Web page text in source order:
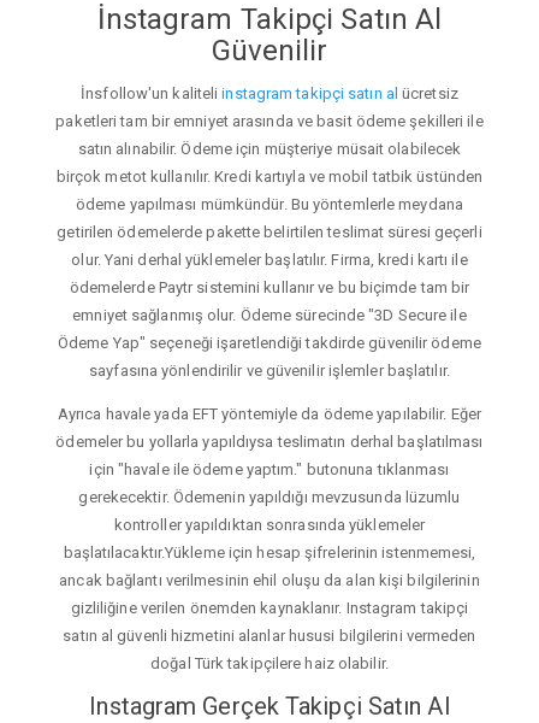
İnstagram Takipçi Satın Al
Güvenilir
İnsfollow'un kaliteliinstagram takipçi satın al ücretsiz
paketleri tam bir emniyet arasında ve basit ödeme şekilleri ile
satın alınabilir. Ödeme için müşteriye müsait olabilecek
birçok metot kullanılır. Kredi kartıyla ve mobil tatbik üstünden
ödeme yapılması mümkündür. Bu yöntemlerle meydana
getirilen ödemelerde pakette belirtilen teslimat süresi geçerli
olur. Yani derhal yüklemeler başlatılır. Firma, kredi kartı ile
ödemelerde Paytr sistemini kullanır ve bu biçimde tam bir
emniyet sağlanmış olur. Ödeme sürecinde "3D Secure ile
Ödeme Yap" seçeneği işaretlendiği takdirde güvenilir ödeme
sayfasına yönlendirilir ve güvenilir işlemler başlatılır.
Ayrıca havale yada EFT yöntemiyle da ödeme yapılabilir. Eğer
ödemeler bu yollarla yapıldıysa teslimatın derhal başlatılması
için "havale ile ödeme yaptım." butonuna tıklanması
gerekecektir. Ödemenin yapıldığı mevzusunda lüzumlu
kontroller yapıldıktan sonrasında yüklemeler
başlatılacaktır.Yükleme için hesap şifrelerinin istenmemesi,
ancak bağlantı verilmesinin ehil oluşu da alan kişi bilgilerinin
gizliliğine verilen önemden kaynaklanır. Instagram takipçi
satın al güvenli hizmetini alanlar hususi bilgilerini vermeden
doğal Türk takipçilere haiz olabilir.
Instagram Gerçek Takipçi Satın Al